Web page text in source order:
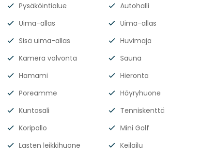
Pysäköintialue
Autohalli
Uima-allas
Uima-allas
Sisä uima-allas
Huvimaja
Kamera valvonta
Sauna
Hamami
Hieronta
Poreamme
Höyryhuone
Kuntosali
Tenniskenttä
Koripallo
Mini Golf
Lasten leikkihuone
Keilailu